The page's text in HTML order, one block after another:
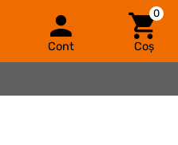
Cont Coș
0